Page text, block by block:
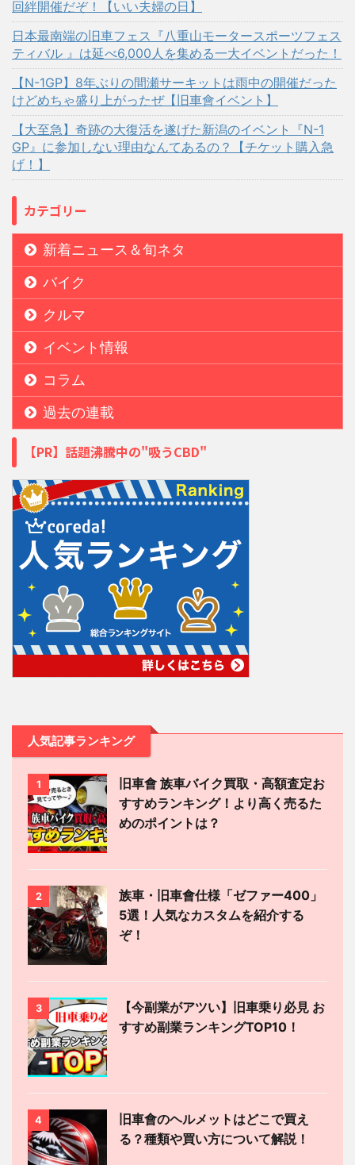
回絆開催だぞ！【いい夫婦の日】
日本最南端の旧車フェス『八重山モータースポーツフェス
ティバル 』は延べ6,000人を集める一大イベントだった！
【N-1GP】8年ぶりの間瀬サーキットは雨中の開催だった
けどめちゃ盛り上がったぜ【旧車會イベント】
【大至急】奇跡の大復活を遂げた新潟のイベント『N-1
GP』に参加しない理由なんてあるの？【チケット購入急
げ！】
カテゴリー
新着ニュース＆旬ネタ
バイク
クルマ
イベント情報
コラム
過去の連載
【PR】話題沸騰中の"吸うCBD"
人気記事ランキング
1
旧車會 族車バイク買取・高額査定お
すすめランキング！より高く売るた
めのポイントは？
2
族車・旧車會仕様「ゼファー400」
5選！人気なカスタムを紹介する
ぞ！
3
【今副業がアツい】旧車乗り必見 お
すすめ副業ランキングTOP10！
4
旧車會のヘルメットはどこで買え
る？種類や買い方について解説！